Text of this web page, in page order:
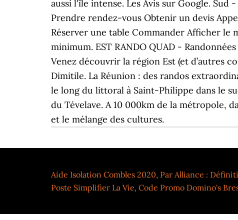
Aide Isolation Combles 2020, Par Alliance :
Poste Simplifier La Vie, Code Promo Domino's